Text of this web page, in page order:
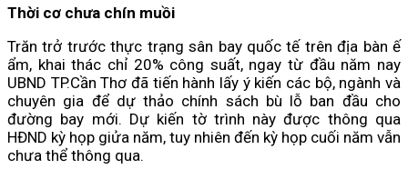
Thời cơ chưa chín muồi
Trăn trở trước thực trạng sân bay quốc tế trên địa bàn ế
ẩm, khai thác chỉ 20% công suất, ngay từ đầu năm nay
UBND TP.Cần Thơ đã tiến hành lấy ý kiến các bộ, ngành và
chuyên gia để dự thảo chính sách bù lỗ ban đầu cho
đường bay mới. Dự kiến tờ trình này được thông qua
HĐND kỳ họp giửa năm, tuy nhiên đến kỳ họp cuối năm vẫn
chưa thể thông qua.